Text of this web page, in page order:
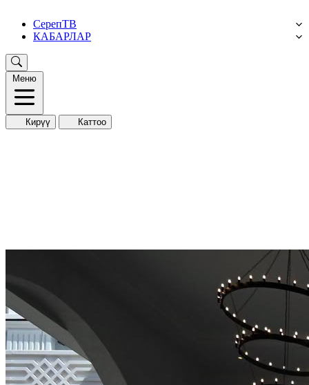
СерепТВ
КАБАРЛАР
Меню
Кирүү Каттоо